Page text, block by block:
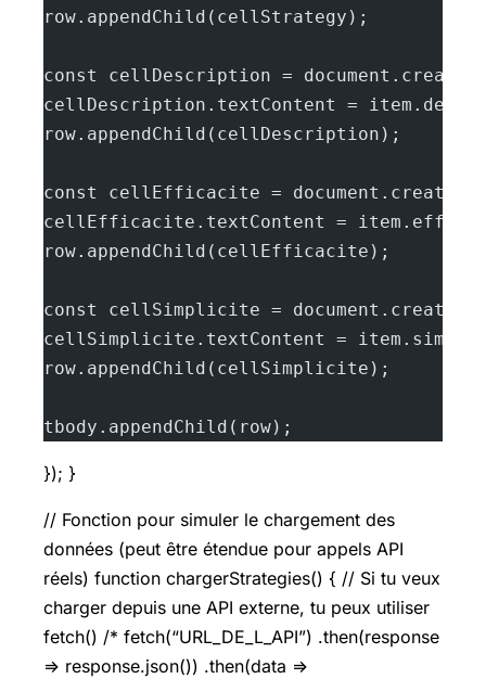
row.appendChild(cellStrategy);
const cellDescription =
cellDescription.textContent =
row.appendChild(cellDescription);
const cellEfficacite =
cellEfficacite.textContent =
row.appendChild(cellEfficacite);
const cellSimplicite =
cellSimplicite.textContent =
row.appendChild(cellSimplicite);
tbody.appendChild(row);
}); }
// Fonction pour simuler le chargement des
données (peut être étendue pour appels API
réels) function chargerStrategies() { // Si tu veux
charger depuis une API externe, tu peux utiliser
fetch() /* fetch(“URL_DE_L_API”) .then(response
=> response.json()) .then(data =>